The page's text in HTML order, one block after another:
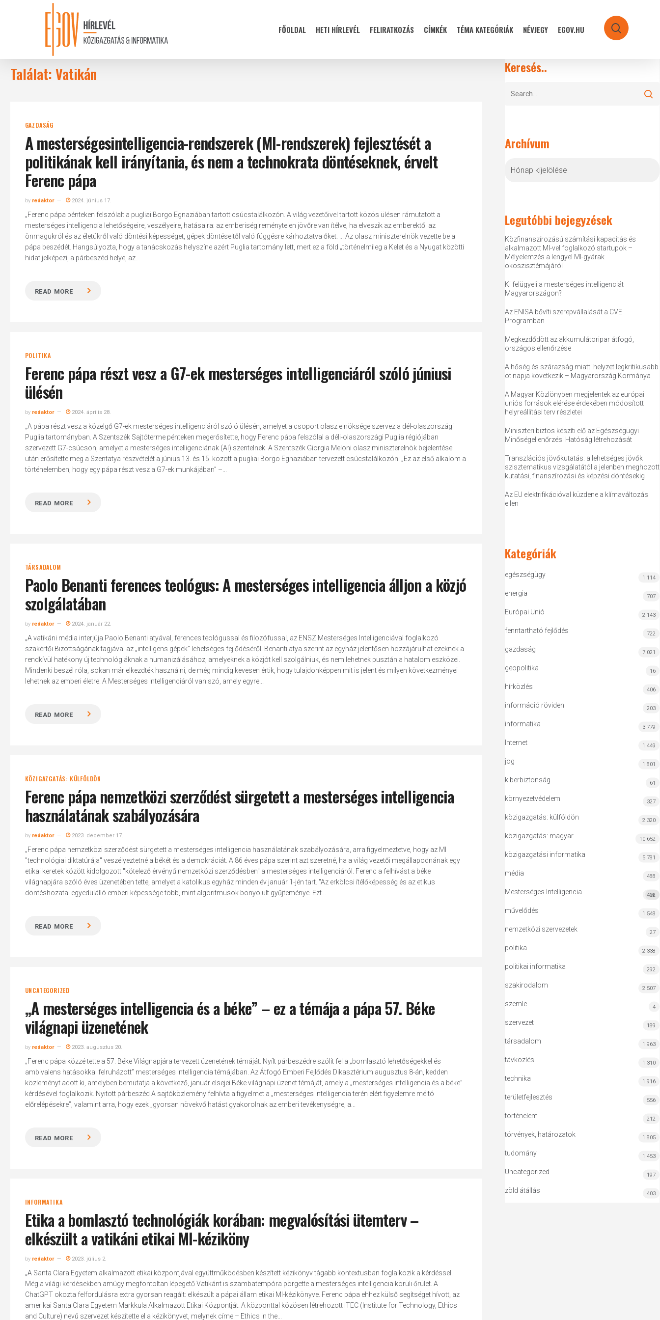
Hit enter to search or ESC to close
FŐOLDAL HETI HÍRLEVÉL FELIRATKOZÁS CÍMKÉK TÉMA KATEGÓRIÁK NÉVJEGY EGOV.HU search
Találat: Vatikán
GAZDASÁG
A mesterségesintelligencia-rendszerek (MI-rendszerek) fejlesztését a
politikának kell irányítania, és nem a technokrata döntéseknek, érvelt
Ferenc pápa
by redaktor 2024. június 17.
„Ferenc pápa pénteken felszólalt a pugliai Borgo Egnaziában tartott csúcstalálkozón. A világ vezetőivel tartott közös ülésen rámutatott a
mesterséges intelligencia lehetőségeire, veszélyeire, hatásaira: az emberiség reménytelen jövőre van ítélve, ha elveszik az emberektől az
önmagukról és az életükről való döntési képességet, gépek döntéseitől való függésre kárhoztatva őket. ... Az olasz miniszterelnök vezette be a
pápa beszédét. Hangsúlyozta, hogy a tanácskozás helyszíne azért Puglia tartomány lett, mert ez a föld „történelmileg a Kelet és a Nyugat közötti
hidat jelképezi, a párbeszéd helye, az...
READ MORE
POLITIKA
Ferenc pápa részt vesz a G7-ek mesterséges intelligenciáról szóló júniusi
ülésén
by redaktor 2024. április 28.
„A pápa részt vesz a közelgő G7-ek mesterséges intelligenciáról szóló ülésén, amelyet a csoport olasz elnöksége szervez a dél-olaszországi
Puglia tartományban. A Szentszék Sajtóterme pénteken megerősítette, hogy Ferenc pápa felszólal a déli-olaszországi Puglia régiójában
szervezett G7-csúcson, amelyet a mesterséges intelligenciának (AI) szentelnek. A Szentszék Giorgia Meloni olasz miniszterelnök bejelentése
után erősítette meg a Szentatya részvételét a június 13. és 15. között a pugliai Borgo Egnaziában tervezett csúcstalálkozón. „Ez az első alkalom a
történelemben, hogy egy pápa részt vesz a G7-ek munkájában” –...
READ MORE
TÁRSADALOM
Paolo Benanti ferences teológus: A mesterséges intelligencia álljon a közjó
szolgálatában
by redaktor 2024. január 22.
„A vatikáni média interjúja Paolo Benanti atyával, ferences teológussal és filozófussal, az ENSZ Mesterséges Intelligenciával foglalkozó
szakértői Bizottságának tagjával az „intelligens gépek” lehetséges fejlődéséről. Benanti atya szerint az egyház jelentősen hozzájárulhat ezeknek a
rendkívül hatékony új technológiáknak a humanizálásához, amelyeknek a közjót kell szolgálniuk, és nem lehetnek pusztán a hatalom eszközei.
Mindenki beszél róla, sokan már elkezdték használni, de még mindig kevesen értik, hogy tulajdonképpen mit is jelent és milyen következményei
lehetnek az emberi életre. A Mesterséges Intelligenciáról van szó, amely egyre...
READ MORE
KÖZIGAZGATÁS: KÜLFÖLDÖN
Ferenc pápa nemzetközi szerződést sürgetett a mesterséges intelligencia
használatának szabályozására
by redaktor 2023. december 17.
„Ferenc pápa nemzetközi szerződést sürgetett a mesterséges intelligencia használatának szabályozására, arra figyelmeztetve, hogy az MI
"technológiai diktatúrája" veszélyeztetné a békét és a demokráciát. A 86 éves pápa szerint azt szeretné, ha a világ vezetői megállapodnának egy
etikai keretek között kidolgozott "kötelező érvényű nemzetközi szerződésben" a mesterséges intelligenciáról. Ferenc a felhívást a béke
világnapjára szóló éves üzenetében tette, amelyet a katolikus egyház minden év január 1-jén tart. "Az erkölcsi ítélőképesség és az etikus
döntéshozatal egyedülálló emberi képessége több, mint algoritmusok bonyolult gyűjteménye. Ezt...
READ MORE
UNCATEGORIZED
„A mesterséges intelligencia és a béke” – ez a témája a pápa 57. Béke
világnapi üzenetének
by redaktor 2023. augusztus 20.
„Ferenc pápa közzé tette a 57. Béke Világnapjára tervezett üzenetének témáját. Nyílt párbeszédre szólít fel a „bomlasztó lehetőségekkel és
ambivalens hatásokkal felruházott” mesterséges intelligencia témájában. Az Átfogó Emberi Fejlődés Dikasztérium augusztus 8-án, kedden
közleményt adott ki, amelyben bemutatja a következő, január elsejei Béke világnapi üzenet témáját, amely a „mesterséges intelligencia és a béke”
kérdésével foglalkozik. Nyitott párbeszéd A sajtóközlemény felhívta a figyelmet a „mesterséges intelligencia terén elért figyelemre méltó
előrelépésekre”, valamint arra, hogy ezek „gyorsan növekvő hatást gyakorolnak az emberi tevékenységre, a...
READ MORE
INFORMATIKA
Etika a bomlasztó technológiák korában: megvalósítási ütemterv –
elkészült a vatikáni etikai MI-kéziköny
by redaktor 2023. július 2.
„A Santa Clara Egyetem alkalmazott etikai központjával együttműködésben készített kézikönyv tágabb kontextusban foglalkozik a kérdéssel.
Még a világi kérdésekben amúgy megfontoltan lépegető Vatikánt is szambatempóra pörgette a mesterséges intelligencia körüli őrület. A
ChatGPT okozta felfordulásra extra gyorsan reagált: elkészült a pápai állam etikai MI-kézikönyve. Ferenc pápa ehhez külső segítséget hívott, az
amerikai Santa Clara Egyetem Markkula Alkalmazott Etikai Központját. A központtal közösen létrehozott ITEC (Institute for Technology, Ethics
and Culture) nevű szervezet készítette el a kézikönyvet, melynek címe – Ethics in the...
Keresés..
Archívum
Legutóbbi bejegyzések
Közfinanszírozású számítási kapacitás és
alkalmazott MI-vel foglalkozó startupok –
Mélyelemzés a lengyel MI-gyárak
ökoszisztémájáról
Ki felügyeli a mesterséges intelligenciát
Magyarországon?
Az ENISA bővíti szerepvállalását a CVE
Programban
Megkezdődött az akkumulátoripar átfogó,
országos ellenőrzése
A hőség és szárazság miatti helyzet legkritikusabb
öt napja következik – Magyarország Kormánya
A Magyar Közlönyben megjelentek az európai
uniós források elérése érdekében módosított
helyreállítási terv részletei
Miniszteri biztos készíti elő az Egészségügyi
Minőségellenőrzési Hatóság létrehozását
Transzlációs jövőkutatás: a lehetséges jövők
szisztematikus vizsgálatától a jelenben meghozott
kutatási, finanszírozási és képzési döntésekig
Az EU elektrifikációval küzdene a klímaváltozás
ellen
Kategóriák
egészségügy 1 114
energia 707
Európai Unió 2 143
fenntartható fejlődés 722
gazdaság 7 021
geopolitika 16
hírközlés 406
információ röviden 203
informatika 3 779
Internet 1 449
jog 1 801
kiberbiztonság 61
környezetvédelem 327
közigazgatás: külföldön 2 320
közigazgatás: magyar 10 652
közigazgatási informatika 5 781
média 488
Mesterséges Intelligencia MI
422
művelődés 1 548
nemzetközi szervezetek 27
politika 2 338
politikai informatika 292
szakirodalom 2 507
szemle 4
szervezet 189
társadalom 1 963
távközlés 1 310
technika 1 916
területfejlesztés 556
történelem 212
törvények, határozatok 1 805
tudomány 1 453
Uncategorized 197
zöld átállás 403